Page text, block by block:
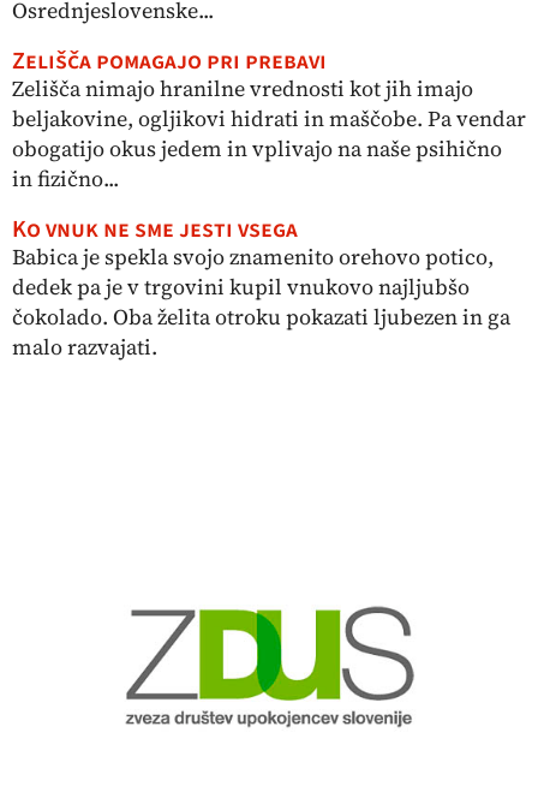
Osrednjeslovenske...
Zelišča pomagajo pri prebavi
Zelišča nimajo hranilne vrednosti kot jih imajo
beljakovine, ogljikovi hidrati in maščobe. Pa vendar
obogatijo okus jedem in vplivajo na naše psihično
in fizično...
Ko vnuk ne sme jesti vsega
Babica je spekla svojo znamenito orehovo potico,
dedek pa je v trgovini kupil vnukovo najljubšo
čokolado. Oba želita otroku pokazati ljubezen in ga
malo razvajati.